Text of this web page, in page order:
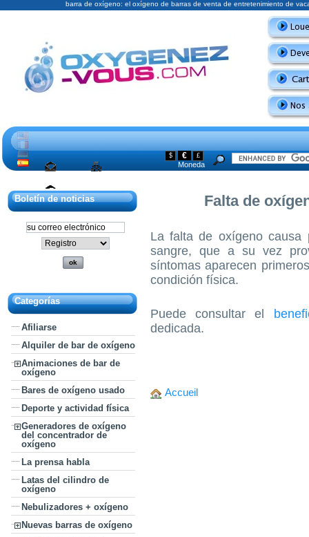
barra de oxígeno: el oxígeno de barras de venta de entretenimiento de
Póngase en
contacto con
$ € £
Moneda
Boletín de noticias
Categorías
Afiliarse
Alquiler de bar de oxígeno
Animaciones de bar de
oxígeno
Bares de oxígeno usado
Deporte y actividad física
Generadores de oxígeno
del concentrador de
oxígeno
La prensa habla
Latas del cilindro de
oxígeno
Nebulizadores + oxígeno
Nuevas barras de oxígeno
Falta de
La falta de oxígeno causa
sangre, que a su vez
síntomas aparecen
condición física.
Puede consultar el
dedicada.
Accueil